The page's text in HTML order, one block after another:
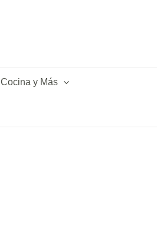
Cocina y Más